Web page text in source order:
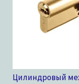
Цилиндровый